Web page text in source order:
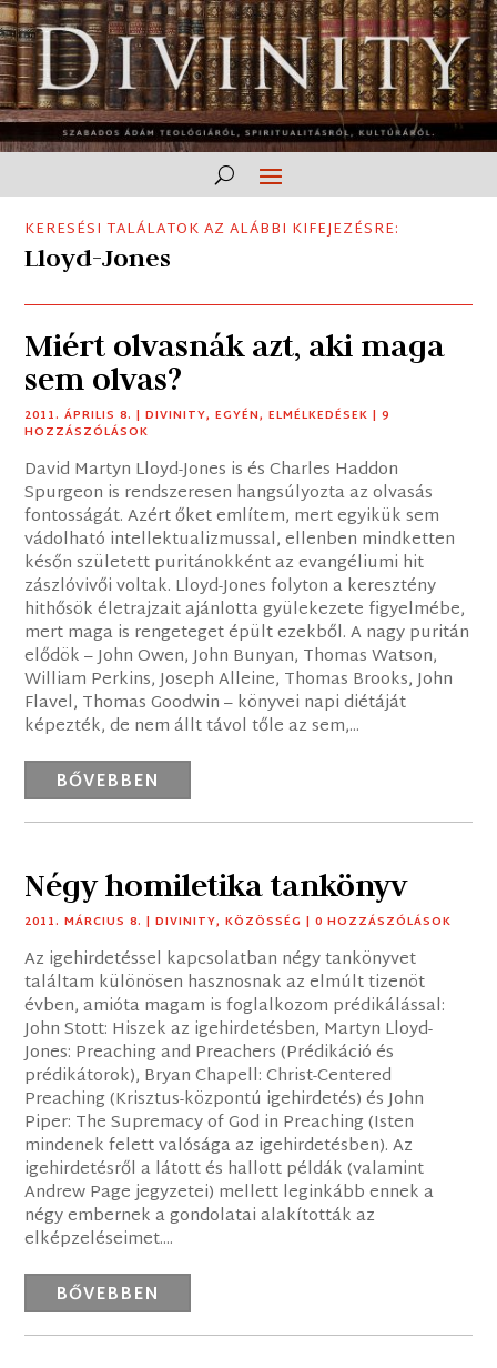
KERESÉSI TALÁLATOK AZ ALÁBBI KIFEJEZÉSRE:
Lloyd-Jones
Miért olvasnák azt, aki maga
sem olvas?
2011. ÁPRILIS 8. |DIVINITY,EGYÉN,ELMÉLKEDÉSEK | 9
HOZZÁSZÓLÁSOK
David Martyn Lloyd-Jones is és Charles Haddon
Spurgeon is rendszeresen hangsúlyozta az olvasás
fontosságát. Azért őket említem, mert egyikük sem
vádolható intellektualizmussal, ellenben mindketten
későn született puritánokként az evangéliumi hit
zászlóvivői voltak. Lloyd-Jones folyton a keresztény
hithősök életrajzait ajánlotta gyülekezete figyelmébe,
mert maga is rengeteget épült ezekből. A nagy puritán
elődök – John Owen, John Bunyan, Thomas Watson,
William Perkins, Joseph Alleine, Thomas Brooks, John
Flavel, Thomas Goodwin – könyvei napi diétáját
képezték, de nem állt távol tőle az sem,...
BŐVEBBEN
Négy homiletika tankönyv
2011. MÁRCIUS 8. |DIVINITY,KÖZÖSSÉG | 0 HOZZÁSZÓLÁSOK
Az igehirdetéssel kapcsolatban négy tankönyvet
találtam különösen hasznosnak az elmúlt tizenöt
évben, amióta magam is foglalkozom prédikálással:
John Stott: Hiszek az igehirdetésben, Martyn Lloyd-
Jones: Preaching and Preachers (Prédikáció és
prédikátorok), Bryan Chapell: Christ-Centered
Preaching (Krisztus-központú igehirdetés) és John
Piper: The Supremacy of God in Preaching (Isten
mindenek felett valósága az igehirdetésben). Az
igehirdetésről a látott és hallott példák (valamint
Andrew Page jegyzetei) mellett leginkább ennek a
négy embernek a gondolatai alakították az
elképzeléseimet....
BŐVEBBEN